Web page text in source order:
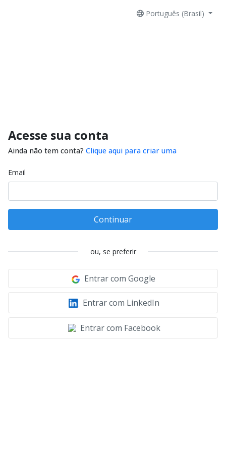
Português (Brasil)
Acesse sua conta
Ainda não tem conta? Clique aqui para criar uma
Email
Continuar
ou, se preferir
Entrar com Google
Entrar com LinkedIn
Entrar com Facebook